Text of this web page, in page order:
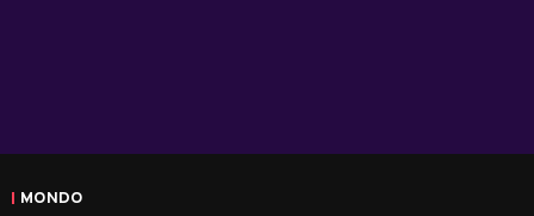
MONDO